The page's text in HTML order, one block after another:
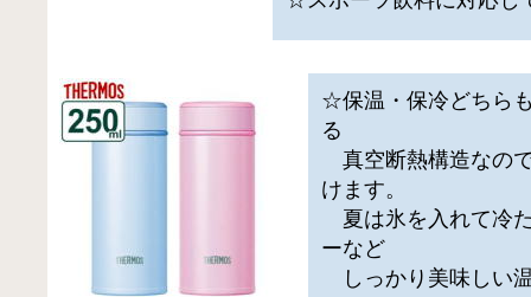
☆保温・保冷どちら
る
真空断熱構造なの
けます。
夏は氷を入れて冷
ーなど
しっかり美味しい